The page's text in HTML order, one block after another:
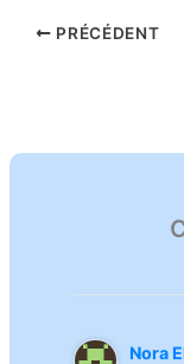
PRÉCÉDENT
Nora